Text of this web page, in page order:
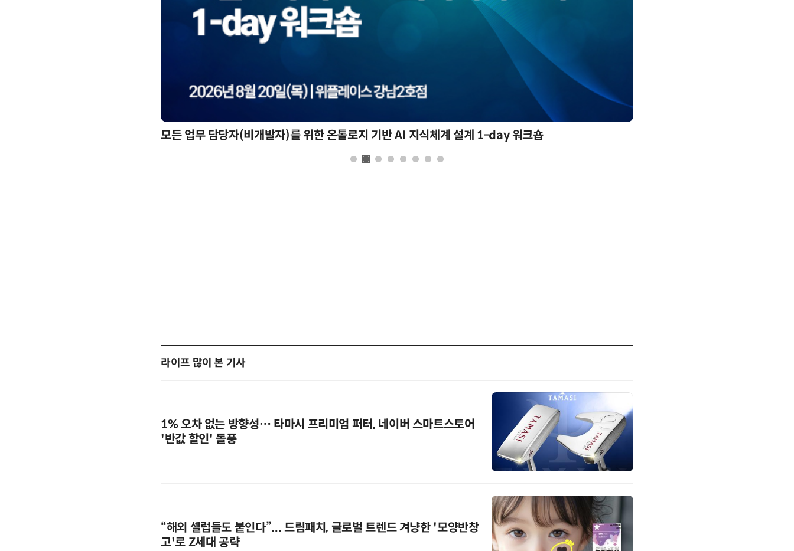
모든 업무 담당자(비개발자)를 위한 온톨로지 기반 AI 지식체계 설계 1-day 워크숍
라이프 많이 본 기사
1% 오차 없는 방향성… 타마시 프리미엄 퍼터, 네이버 스마트스토어
'반값 할인' 돌풍
“해외 셀럽들도 붙인다”... 드림패치, 글로벌 트렌드 겨냥한 '모양반창
고'로 Z세대 공략